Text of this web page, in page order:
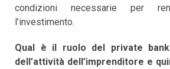
condizioni necessarie per
l’investimento.
Qual è il ruolo del private
dell’attività dell’imprenditore e